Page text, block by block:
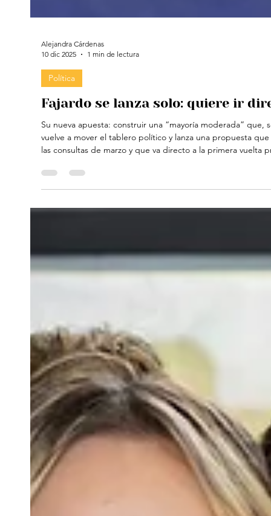
Alejandra Cárdenas
10 dic 2025
Política
Fajardo se lanza solo: quiere ir
Su nueva apuesta: construir una “mayoría moderada”
las consultas de marzo y que va directo a la primera vuelta presidencial . ¿La razón? Dice que las consultas solo terminan alimentando la
polarización y favoreciendo a los extremos. Por eso ahora